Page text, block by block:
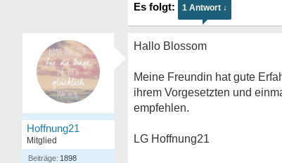
1 Antwort ↓
Hoffnung21
Mitglied
1898
Hallo Blossom
Meine Freundin hat gute
ihrem Vorgesetzten und
empfehlen.
LG Hoffnung21